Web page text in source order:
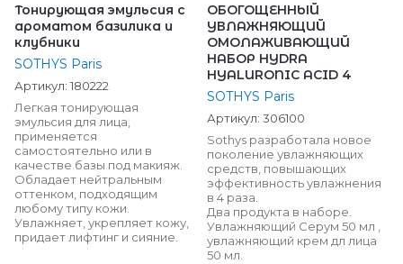
Тонирующая эмульсия с
ароматом базилика и
клубники
SOTHYS Paris
Артикул: 180222
Легкая тонирующая
эмульсия для лица,
применяется
самостоятельно или в
качестве базы под макияж.
Обладает нейтральным
оттенком, подходящим
любому типу кожи.
Увлажняет, укрепляет кожу,
придает лифтинг и сияние.
ОБОГОЩЕННЫЙ
УВЛАЖНЯЮЩИЙ
ОМОЛАЖИВАЮЩИЙ
НАБОР HYDRA
HYALURONIC ACID 4
SOTHYS Paris
Артикул: 306100
Sothys разработала новое
поколение увлажняющих
средств, повышающих
эффективность увлажнения
в 4 раза.
Два продукта в наборе.
Увлажняющий Серум 50 мл ,
увлажняющий крем дл лица
50 мл.